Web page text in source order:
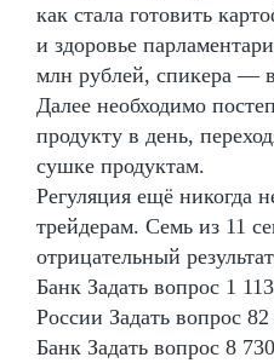
как стала готовить
и здоровье
млн рублей, спикера —
Далее необходимо
продукту в день,
сушке продуктам.
Регуляция ещё никогда
трейдерам. Семь из 11
отрицательный
Банк Задать вопрос 1
России Задать вопрос
Банк Задать вопрос 8